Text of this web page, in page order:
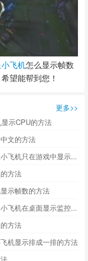
飞机怎么显示帧数
望能帮到您！
更多>>
示CPU的方法
文的方法
微星小飞机怎么只在游戏中显示？-微星小飞机只在游戏中显示的方法
方法
示帧数的方法
微星小飞机怎么在桌面显示监控？-微星小飞机在桌面显示监控的方法
方法
机显示排成一排的方法